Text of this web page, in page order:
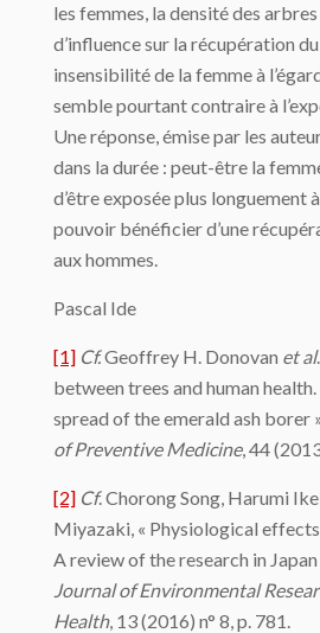
les femmes, la densité des arbres
d’influence sur la récupération
insensibilité de la femme à
semble pourtant contraire à
Une réponse, émise par les
dans la durée : peut-être la
d’être exposée plus longuement
pouvoir bénéficier d’une
aux hommes.
Pascal Ide
[1] Cf.Geoffrey H. Donovan et al
between trees and human
spread of the emerald ash borer
of Preventive Medicine, 44
[2] Cf. Chorong Song, Harumi
Miyazaki, « Physiological
A review of the research in Japan
Journal of Environmental
Health, 13 (2016) n° 8, p. 781.